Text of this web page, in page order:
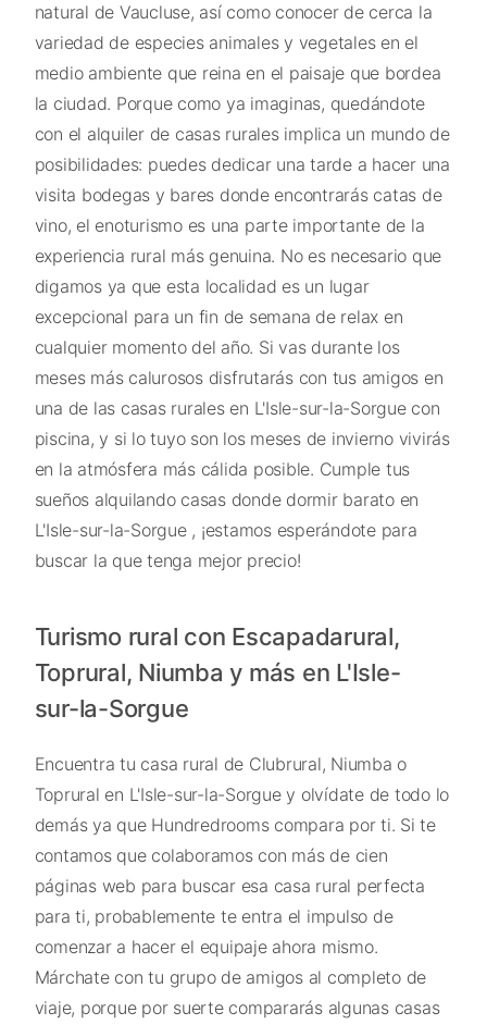
natural de Vaucluse, así como conocer de cerca la
variedad de especies animales y vegetales en el
medio ambiente que reina en el paisaje que bordea
la ciudad. Porque como ya imaginas, quedándote
con el alquiler de casas rurales implica un mundo de
posibilidades: puedes dedicar una tarde a hacer una
visita bodegas y bares donde encontrarás catas de
vino, el enoturismo es una parte importante de la
experiencia rural más genuina. No es necesario que
digamos ya que esta localidad es un lugar
excepcional para un fin de semana de relax en
cualquier momento del año. Si vas durante los
meses más calurosos disfrutarás con tus amigos en
una de las casas rurales en L'Isle-sur-la-Sorgue con
piscina, y si lo tuyo son los meses de invierno vivirás
en la atmósfera más cálida posible. Cumple tus
sueños alquilando casas donde dormir barato en
L'Isle-sur-la-Sorgue , ¡estamos esperándote para
buscar la que tenga mejor precio!
Turismo rural con Escapadarural,
Toprural, Niumba y más en L'Isle-
sur-la-Sorgue
Encuentra tu casa rural de Clubrural, Niumba o
Toprural en L'Isle-sur-la-Sorgue y olvídate de todo lo
demás ya que Hundredrooms compara por ti. Si te
contamos que colaboramos con más de cien
páginas web para buscar esa casa rural perfecta
para ti, probablemente te entra el impulso de
comenzar a hacer el equipaje ahora mismo.
Márchate con tu grupo de amigos al completo de
viaje, porque por suerte compararás algunas casas